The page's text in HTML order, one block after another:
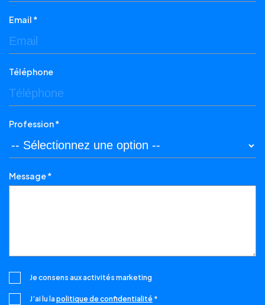
Email *
Téléphone
Profession *
Message *
Je consens aux activités marketing
J’ai lu lapolitique de confidentialité *